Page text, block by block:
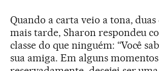
Quando a carta veio a tona, duas
mais tarde, Sharon respondeu
classe do que ninguém: “Você
sua amiga. Em alguns